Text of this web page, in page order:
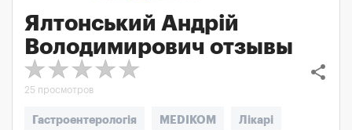
Ялтонський Андрій
Володимирович отзывы
share
25 просмотров
Гастроентерологія MEDIKOM Лікарі